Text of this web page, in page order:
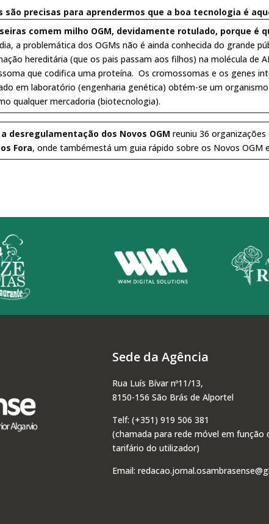
são precisas para aprendermos que a boa tecnologia é
comem milho OGM, devidamente rotulado, porque é
a problemática dos OGMs não é ainda conhecida do grande
hereditária (que os pais passam aos filhos) na molécula de
que codifica uma proteína. Os cromossomas e os genes
em laboratório (engenharia genética) obtém-se um
qualquer mercadoria (biotecnologia).
desregulamentação dos Novos OGM reuniu 36
Fora, onde tambémestá um guia rápido sobre os Novos OGM
Sede da Agência
Rua Luís Bívar nº11/13,
8150-156 São Brás de Alportel
Telf: (+351) 919 506 381
(chamada para rede móvel em função
tarifário do utilizador)
Email: